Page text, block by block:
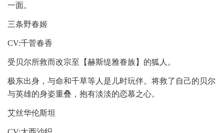
一面。
三条野春姬
CV:千菅春香
受贝尔所救而改宗至【赫斯缇雅眷族】的狐人。
极东出身，与命和千草等人是儿时玩伴。将救了自己的贝尔
与英雄的身姿重叠，抱有淡淡的恋慕之心。
艾丝华伦斯坦